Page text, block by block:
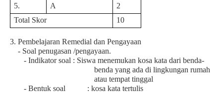
5.
A
2
Total Skor
10
3. Pembelajaran Remedial dan Pengayaan
- Soal penugasan /pengayaan.
- Indikator soal : Siswa menemukan kosa kata dari benda-
benda yang ada di lingkungan rumah
atau tempat tinggal
- Bentuk soal : kosa kata tertulis